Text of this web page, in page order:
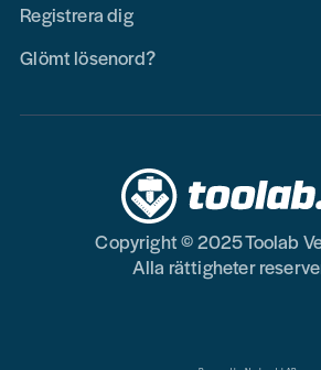
Registrera dig
Glömt lösenord?
Copyright © 2025 Toolab
Alla rättigheter